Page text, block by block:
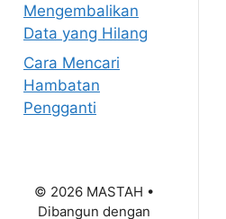
Mengembalikan
Data yang Hilang
Cara Mencari
Hambatan
Pengganti
© 2026 MASTAH •
Dibangun dengan